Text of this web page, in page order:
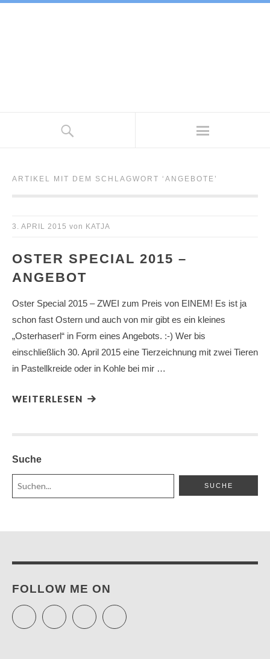
ARTIKEL MIT DEM SCHLAGWORT ‘ ANGEBOTE ’
3. APRIL 2015 von KATJA
OSTER SPECIAL 2015 –
ANGEBOT
Oster Special 2015 – ZWEI zum Preis von EINEM! Es ist ja
schon fast Ostern und auch von mir gibt es ein kleines
„Osterhaserl“ in Form eines Angebots. :-) Wer bis
einschließlich 30. April 2015 eine Tierzeichnung mit zwei Tieren
in Pastellkreide oder in Kohle bei mir …
WEITERLESEN
Suche
FOLLOW ME ON
Twitter FacebookInstagram